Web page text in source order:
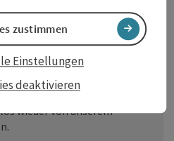
Daten (E-Mail-
Vor- und Zuname)
für den Versand des
Donau Oberösterreich
verarbeitet und
Du kannst dich
wieder von unserem
deaktivieren
Einstellungen
zustimmen